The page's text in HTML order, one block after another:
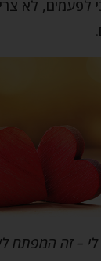
לפעמים, לא
לי – זה